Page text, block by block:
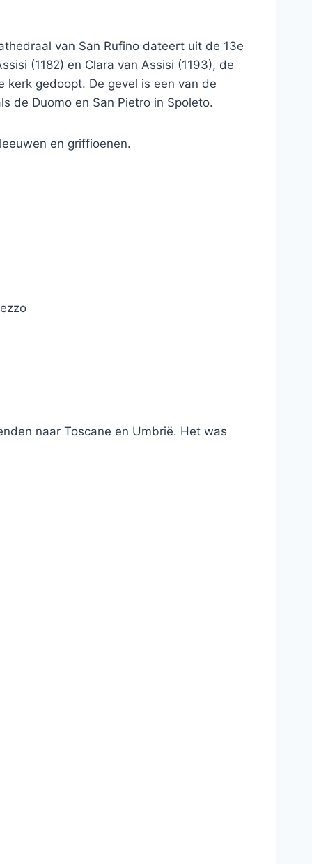
van San Rufino dateert uit de 13e
(1182) en Clara van Assisi (1193), de
kerk gedoopt. De gevel is een van de
de Duomo en San Pietro in Spoleto.
en griffioenen.
naar Toscane en Umbrië. Het was